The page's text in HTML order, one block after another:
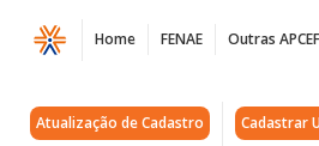
Página
Arquivos
Dort
Home FENAE Outras
Atualização de Cadastro Cadastrar